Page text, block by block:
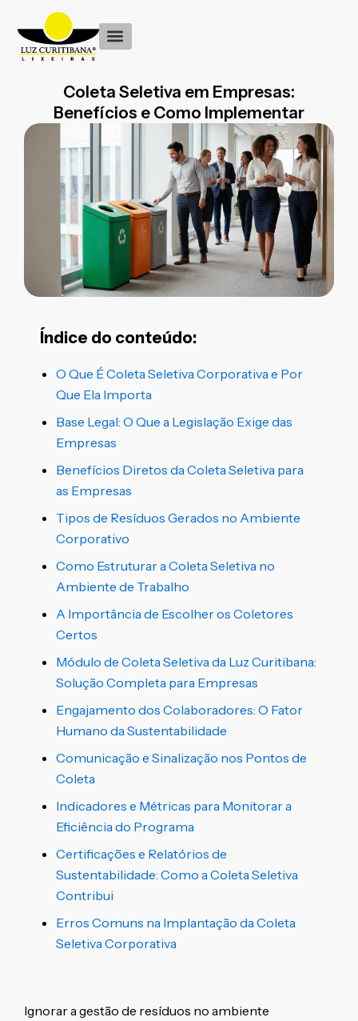
para
Coleta Seletiva em Empresas:
Benefícios e Como Implementar
Índice do conteúdo:
O Que É Coleta Seletiva Corporativa e Por
Que Ela Importa
Base Legal: O Que a Legislação Exige das
Empresas
Benefícios Diretos da Coleta Seletiva para
as Empresas
Tipos de Resíduos Gerados no Ambiente
Corporativo
Como Estruturar a Coleta Seletiva no
Ambiente de Trabalho
A Importância de Escolher os Coletores
Certos
Módulo de Coleta Seletiva da Luz Curitibana:
Solução Completa para Empresas
Engajamento dos Colaboradores: O Fator
Humano da Sustentabilidade
Comunicação e Sinalização nos Pontos de
Coleta
Indicadores e Métricas para Monitorar a
Eficiência do Programa
Certificações e Relatórios de
Sustentabilidade: Como a Coleta Seletiva
Contribui
Erros Comuns na Implantação da Coleta
Seletiva Corporativa
Ignorar a gestão de resíduos no ambiente